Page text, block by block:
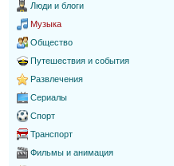
Люди и блоги
Музыка
Общество
Путешествия и события
Развлечения
Сериалы
Спорт
Транспорт
Фильмы и анимация